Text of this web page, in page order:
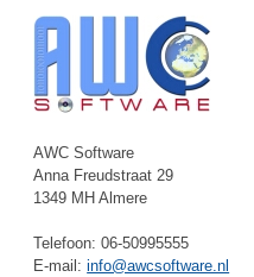
AWC Software
Anna Freudstraat 29
1349 MH Almere
Telefoon: 06-50995555
E-mail:info@awcsoftware.nl